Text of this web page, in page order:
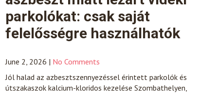
parkolókat: csak saját
felelősségre használhatók
June 2, 2026 | No Comments
Jól halad az azbesztszennyezéssel érintett parkolók és
útszakaszok kalcium-kloridos kezelése Szombathelyen,